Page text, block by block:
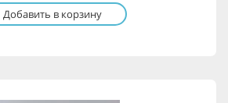
Добавить в корзину